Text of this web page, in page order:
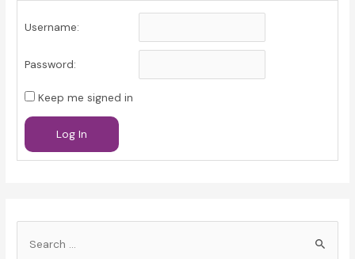
Username:
Password:
Keep me signed in
Log In